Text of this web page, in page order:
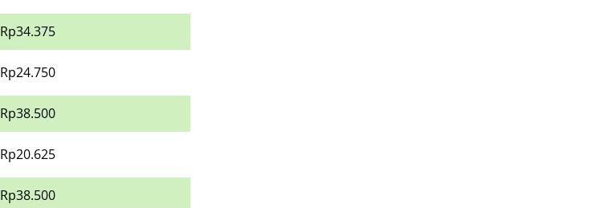
Rp34.375
Rp24.750
Rp38.500
Rp20.625
Rp38.500